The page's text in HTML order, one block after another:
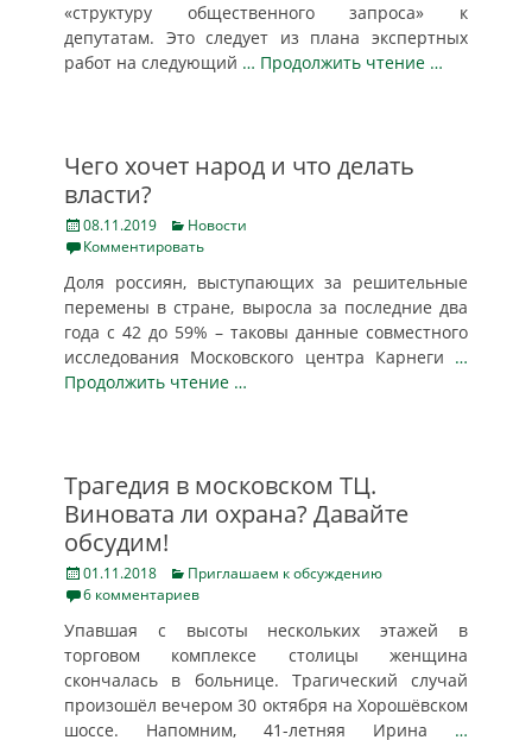
«структуру общественного запроса» к
депутатам. Это следует из плана экспертных
работ на следующий … Продолжить чтение …
Чего хочет народ и что делать
власти?
Posted
on
08.11.2019 Categories
Новости
Комментировать
Доля россиян, выступающих за решительные
перемены в стране, выросла за последние два
года с 42 до 59% – таковы данные совместного
исследования Московского центра Карнеги …
Продолжить чтение …
Трагедия в московском ТЦ.
Виновата ли охрана? Давайте
обсудим!
Posted
on
01.11.2018 Categories
Приглашаем к обсуждению
6 комментариев
Упавшая с высоты нескольких этажей в
торговом комплексе столицы женщина
скончалась в больнице. Трагический случай
произошёл вечером 30 октября на Хорошёвском
шоссе. Напомним, 41-летняя Ирина …